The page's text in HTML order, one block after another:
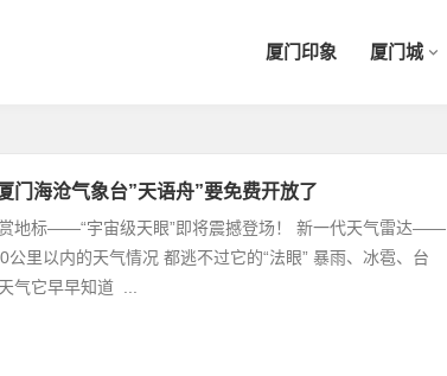
厦门印象 厦门城
门海沧气象台”天语舟”要免费开放了
地标——“宇宙级天眼”即将震撼登场！ 新一代天气雷达——
公里以内的天气情况 都逃不过它的“法眼” 暴雨、冰雹、台
气它早早知道 ...